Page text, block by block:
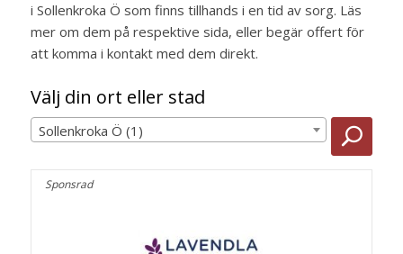
i Sollenkroka Ö som finns tillhands i en tid av sorg. Läs
mer om dem på respektive sida, eller begär offert för
att komma i kontakt med dem direkt.
Välj din ort eller stad
Sollenkroka Ö (1)
Sponsrad